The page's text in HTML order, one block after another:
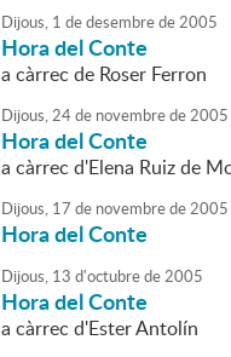
Dijous, 1 dedesembrede2005
Hora del Conte
a càrrec de Roser Ferron
Dijous,24de novembrede2005
Hora del Conte
a càrrec d'Elena Ruiz de
Dijous, 17 de novembrede2005
Hora del Conte
Dijous, 13 d'octubrede2005
Hora del Conte
a càrrec d'Ester Antolín